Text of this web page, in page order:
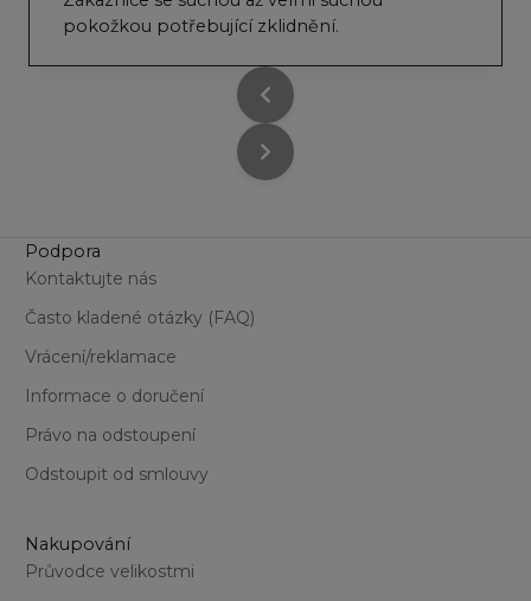
pokožkou potřebující zklidnění.
Podpora
Kontaktujte nás
Často kladené otázky (FAQ)
Vrácení/reklamace
Informace o doručení
Právo na odstoupení
Odstoupit od smlouvy
Nakupování
Průvodce velikostmi